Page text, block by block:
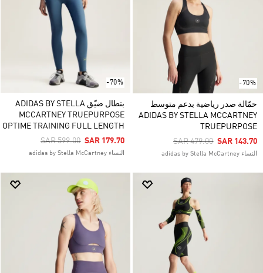
-70%
حمّالة صدر رياضية بدعم متوسط
ADIDAS BY STELLA MCCARTNEY
TRUEPURPOSE
Price Reduced From
SAR 479.00ToSAR 143.70
النساء adidas by Stella McCartney
-70%
بنطال ضيّق ADIDAS BY STELLA
MCCARTNEY TRUEPURPOSE
OPTIME TRAINING FULL LENGTH
Price Reduced From
SAR 599.00ToSAR 179.70
النساء adidas by Stella McCartney